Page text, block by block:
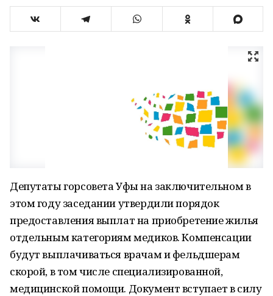
Депутаты горсовета Уфы на заключительном в
этом году заседании утвердили порядок
предоставления выплат на приобретение жилья
отдельным категориям медиков. Компенсации
будут выплачиваться врачам и фельдшерам
скорой, в том числе специализированной,
медицинской помощи. Документ вступает в силу